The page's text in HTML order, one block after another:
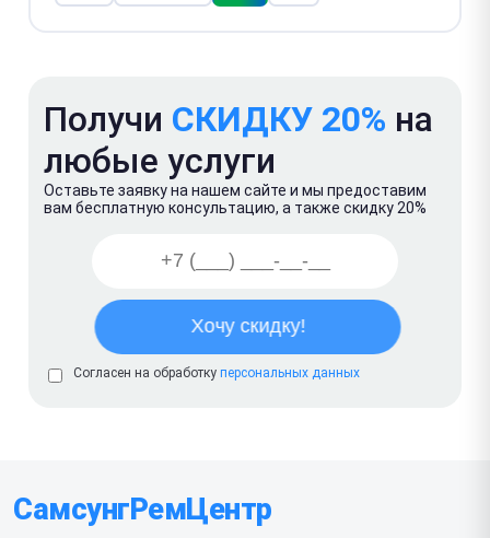
Получи СКИДКУ 20% на
любые услуги
Оставьте заявку на нашем сайте и мы предоставим
вам бесплатную консультацию, а также скидку 20%
Согласен на обработку персональных данных
СамсунгРемЦентр